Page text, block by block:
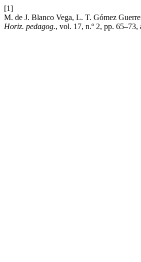
[1]
M. de J. Blanco Vega, L. T. Gómez
Horiz. pedagog., vol. 17, n.º 2, pp. 65–73,